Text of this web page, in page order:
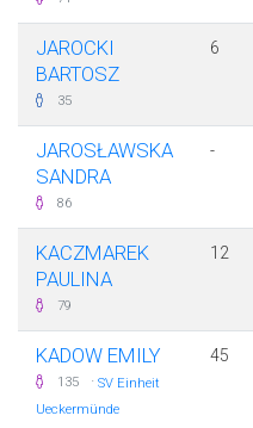
JAROCKI
BARTOSZ
35
6
JAROSŁAWSKA
SANDRA
86
-
KACZMAREK
PAULINA
79
12
KADOW EMILY
135 · SV Einheit
Ueckermünde
45